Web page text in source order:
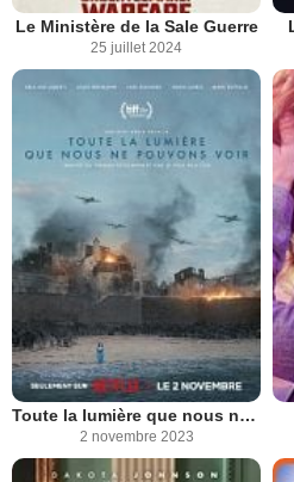
Le Ministère de la Sale Guerre
25 juillet 2024
Toute la lumière que nous ne pouvons voir
2 novembre 2023